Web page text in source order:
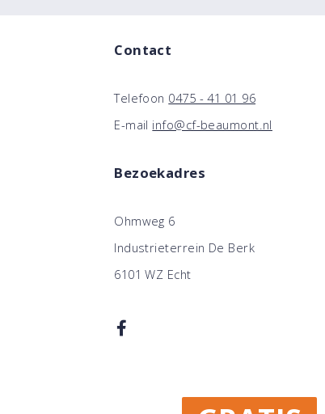
Contact
Telefoon 0475 - 41 01 96
E-mail info@cf-beaumont.nl
Bezoekadres
Ohmweg 6
Industrieterrein De Berk
6101 WZ Echt